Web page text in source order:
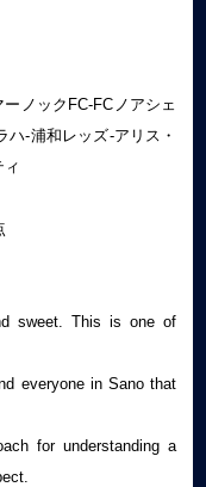
ノックFC-FCノアシェ
-浦和レッズ-アリス・
sweet. This is one of
everyone in Sano that
for understanding a